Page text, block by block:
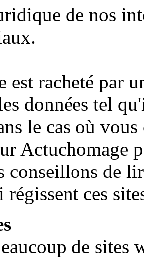
de nos
est racheté par
données tel
le cas où
Actuchomage
conseillons de
ces
de sites